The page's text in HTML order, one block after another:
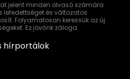
jelent minden olvasó számára.
lefedettséget és változatos
Folyamatosan keressük az új
Ez jövőnk záloga.
hírportálok